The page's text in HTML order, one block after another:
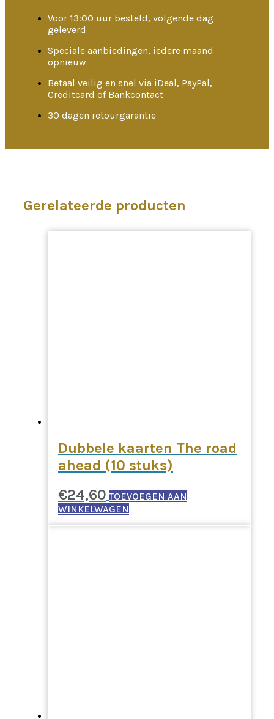
Voor 13:00 uur besteld, volgende dag
geleverd
Speciale aanbiedingen, iedere maand
opnieuw
Betaal veilig en snel via iDeal, PayPal,
Creditcard of Bankcontact
30 dagen retourgarantie
Gerelateerde producten
Dubbele kaarten The road
ahead (10 stuks)
€24,60 TOEVOEGEN AAN
WINKELWAGEN